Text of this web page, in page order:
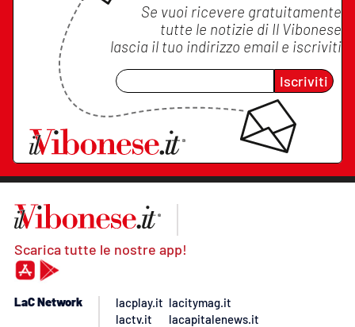
Se vuoi ricevere gratuitamente
tutte le notizie di Il Vibonese
lascia il tuo indirizzo email e iscriviti
Iscriviti
Scarica tutte le nostre app!
LaC Network
lacplay.it
lactv.it
lacitymag.it
lacapitalenews.it